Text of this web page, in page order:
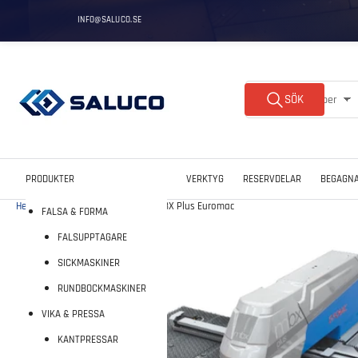
innehållet
INFO@SALUCO.SE
Alla produkttyper
Sök
efter
produkter
SÖK
PRODUKTER
FALSA & FORMA
FALSUPPTAGARE
SICKMASKINER
RUNDBOCKMASKINER
VIKA & PRESSA
KANTPRESSAR
VERKTYG RESERVDELAR
Hem Euromac | Stansmaskin MBX Plus Euromac
produktinformation